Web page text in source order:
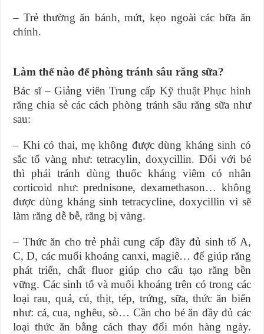
– Trẻ thường ăn bánh, mứt, kẹo ngoài các bữa ăn
chính.
Làm thế nào để phòng tránh sâu răng sữa?
Bác sĩ – Giảng viên Trung cấp Kỹ thuật Phục hình
răng chia sẻ các cách phòng tránh sâu răng sữa như
sau:
– Khi có thai, mẹ không được dùng kháng sinh có
sắc tố vàng như: tetracylin, doxycillin. Đối với bé
thì phải tránh dùng thuốc kháng viêm có nhân
corticoid như: prednisone, dexamethason… không
được dùng kháng sinh tetracycline, doxycillin vì sẽ
làm răng dễ bễ, răng bị vàng.
– Thức ăn cho trẻ phải cung cấp đầy đủ sinh tố A,
C, D, các muối khoáng canxi, magiê… để giúp răng
phát triển, chất fluor giúp cho cấu tạo răng bền
vững. Các sinh tố và muối khoáng trên có trong các
loại rau, quả, củ, thịt, tép, trứng, sữa, thức ăn biển
như: cá, cua, nghêu, sò… Cần cho bé ăn đầy đủ các
loại thức ăn bằng cách thay đổi món hàng ngày.